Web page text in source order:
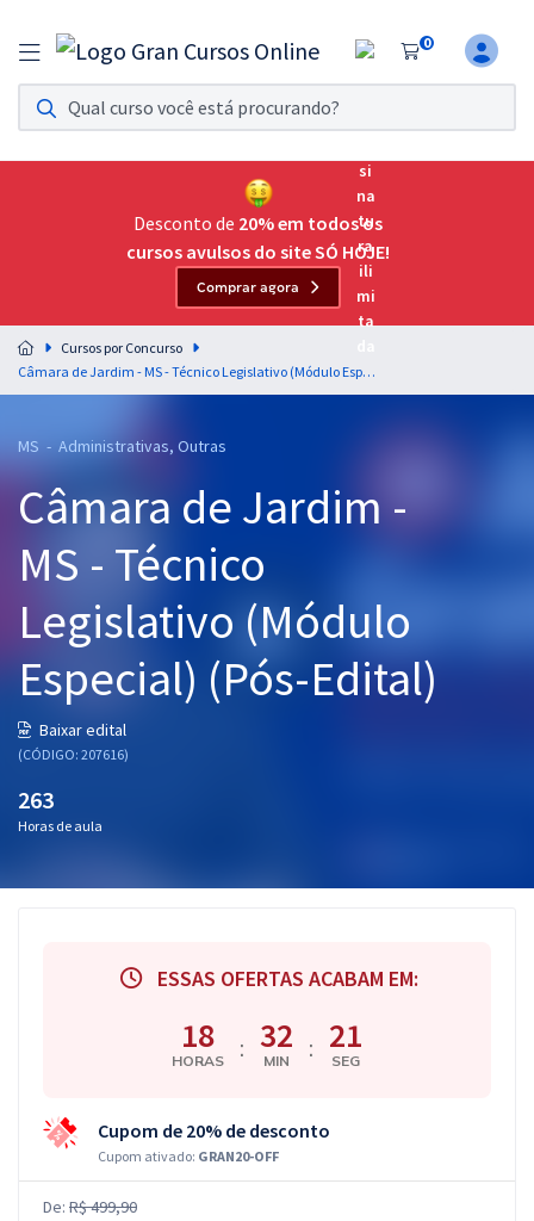
0
Assinatura Ilimitada 11
Acesso a todos os cursos. Teste grátis por 7 dias!
Assinatura OAB Até Passar
Acesso ilimitado a toda preparação para o Exame da
Residências Multiprofissionais
Preparação completa e intensiva para as principais
residências em saúde do Brasil
Cursos 20% OFF
Pós
Graduação
OAB
Conteúdo gratuito
Atendimento
Desconto de 20% em todos os
cursos avulsos do site SÓ HOJE!
Comprar agora
Cursos por Concurso
Câmara de Jardim - MS - Técnico Legislativo (Módulo Especial) (Pós-Edital)
MS - Administrativas, Outras
Câmara de Jardim -
MS - Técnico
Legislativo (Módulo
Especial) (Pós-Edital)
Baixar edital
(CÓDIGO: 207616)
263
Horas de aula
ESSAS OFERTAS ACABAM EM:
18
HORAS : 32
MIN : 20
SEG
Cupom de 20% de desconto
Cupom ativado: GRAN20-OFF
De: R$ 499,90